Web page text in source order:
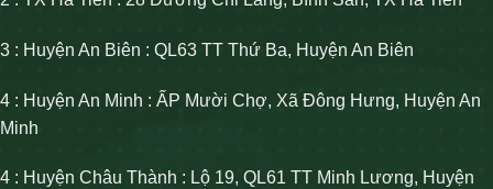
3 : Huyện An Biên : QL63 TT Thứ Ba, Huyện An Biên
4 : Huyện An Minh : ẤP Mười Chợ, Xã Đông Hưng, Huyện An
Minh
4 : Huyện Châu Thành : Lộ 19, QL61 TT Minh Lương, Huyện